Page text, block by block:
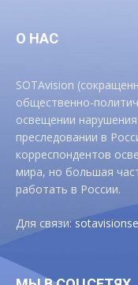
О НАС
SOTAvision
общественно-
освещении
преследовании в
корреспондентов
мира, но большая
работать в России.
Для связи: